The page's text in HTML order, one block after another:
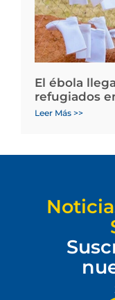
El ébola
refugiados
Leer Más >>